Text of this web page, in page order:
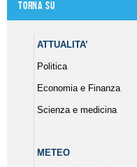
Torna su
ATTUALITA’
Politica
Economia e Finanza
Scienza e medicina
METEO